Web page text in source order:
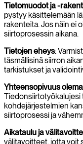
Tietomuodot ja -
pystyy käsittelemään
rakenteita. Jos näin ei
siirtoprosessin aikana.
Tietojen eheys:
täsmällisinä siirron
tarkistukset ja
Yhteensopivuus
Tiedonsiirtotyökalujesi
kohdejärjestelmien
siirtoprosessi ja
Aikataulu ja
välitavoitteet, jotta voit